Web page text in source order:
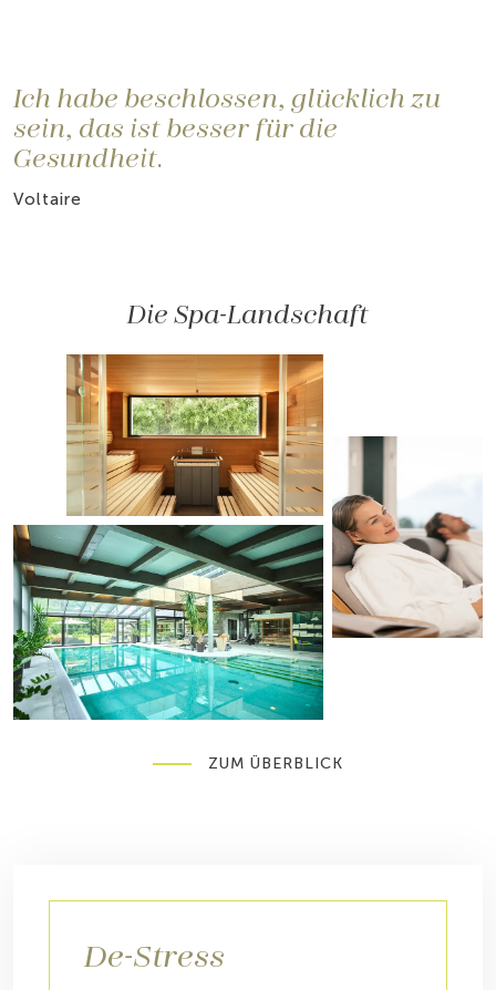
Ich habe beschlossen, glücklich zu
sein, das ist besser für die
Gesundheit.
Voltaire
Die Spa-Landschaft
ZUM ÜBERBLICK
De-Stress